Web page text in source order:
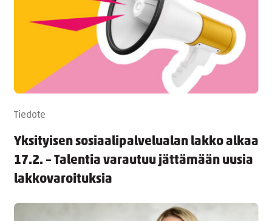
Tiedote
Yksityisen sosiaalipalvelualan lakko alkaa
17.2. – Talentia varautuu jättämään uusia
lakkovaroituksia